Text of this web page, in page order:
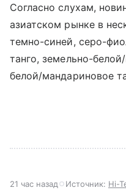
Согласно слухам,
азиатском рынке в
темно-синей, серо-
танго, земельно-
белой/мандариновое
21 час назад Источник: Hi-